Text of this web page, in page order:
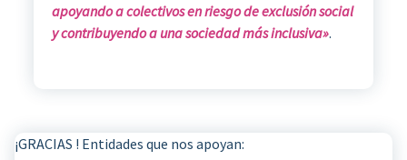
apoyando a colectivos en riesgo de exclusión social
y contribuyendo a una sociedad más inclusiva».
¡GRACIAS ! Entidades que nos apoyan: